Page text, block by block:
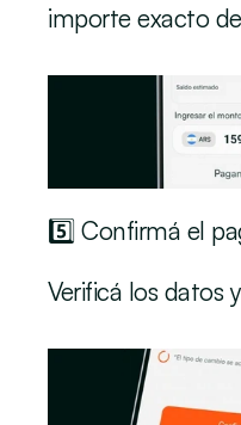
importe exacto
5️⃣ Confirmá el
Verificá los datos